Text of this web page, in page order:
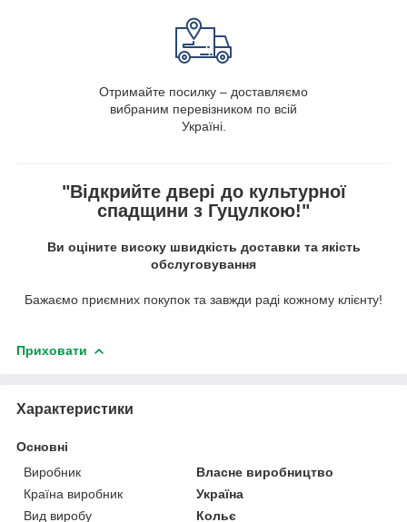
Отримайте посилку – доставляємо
вибраним перевізником по всій
Україні.
"Відкрийте двері до культурної
спадщини з Гуцулкою!"
Ви оціните високу швидкість доставки та якість
обслуговування
Бажаємо приємних покупок та завжди раді кожному клієнту!
Приховати
Характеристики
Основні
Виробник
Власне виробництво
Країна виробник
Україна
Вид виробу
Кольє